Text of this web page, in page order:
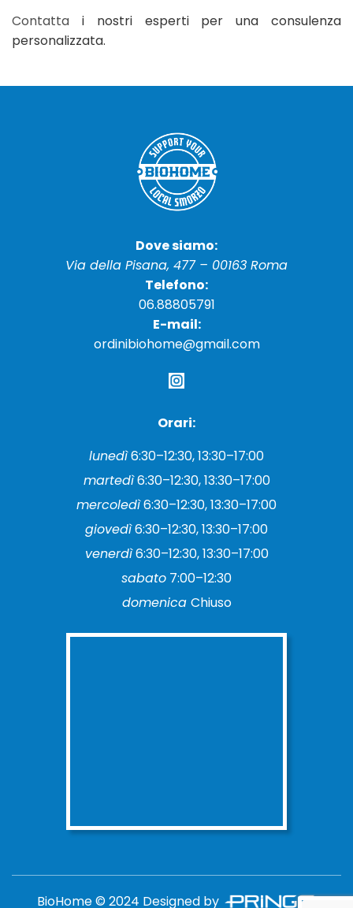
Contatta i nostri esperti per una consulenza
personalizzata.
Dove siamo:
Via della Pisana, 477 – 00163 Roma
Telefono:
06.88805791
E-mail:
ordinibiohome@gmail.com
Orari:
lunedì6:30–12:30, 13:30–17:00
martedì6:30–12:30, 13:30–17:00
mercoledì6:30–12:30, 13:30–17:00
giovedì6:30–12:30, 13:30–17:00
venerdì6:30–12:30, 13:30–17:00
sabato 7:00–12:30
domenica Chiuso
BioHome © 2024 Designed by